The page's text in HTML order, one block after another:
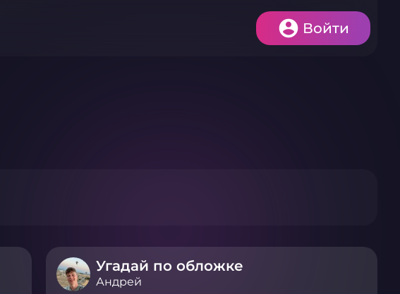
Войти
Угадай по обложке
Андрей